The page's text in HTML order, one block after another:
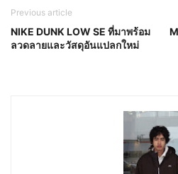
Previous article
NIKE DUNK LOW SE ที่มาพร้อม
ลวดลายและวัสดุอันแปลกใหม่